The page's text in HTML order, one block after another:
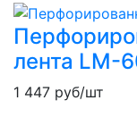
лента LM-
1 447 руб/шт